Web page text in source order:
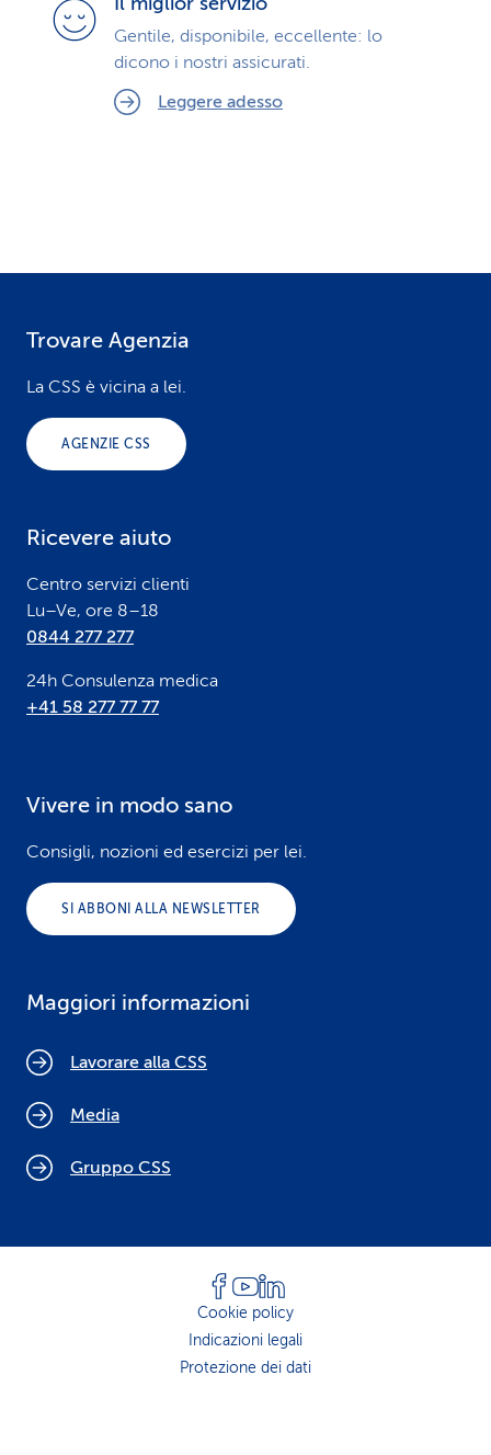
Gentile, disponibile, eccellente: lo
dicono i nostri assicurati.
Leggere adesso
Trovare Agenzia
La CSS è vicina a lei.
AGENZIE CSS
Ricevere aiuto
Centro servizi clienti
Lu–Ve, ore 8–18
0844 277 277
24h Consulenza medica
+41 58 277 77 77
Vivere in modo sano
Consigli, nozioni ed esercizi per lei.
SI ABBONI ALLA NEWSLETTER
Maggiori informazioni
Lavorare alla CSS
Media
Gruppo CSS
Cookie policy
Indicazioni legali
Protezione dei dati